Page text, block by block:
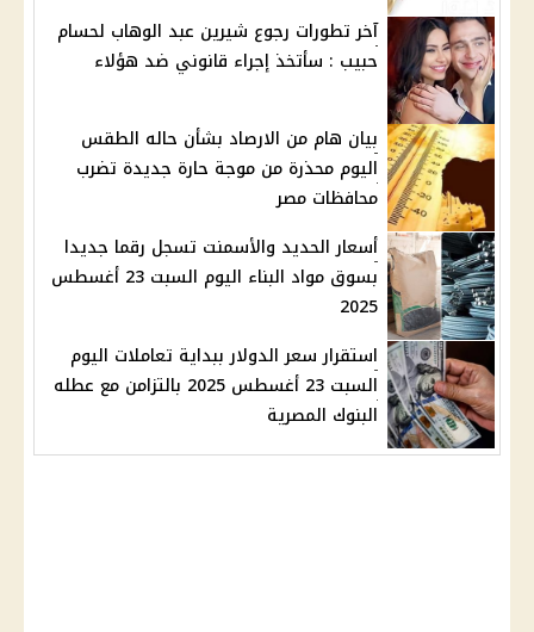
آخر تطورات رجوع شيرين عبد الوهاب لحسام
حبيب : سأتخذ إجراء قانوني ضد هؤلاء
بيان هام من الارصاد بشأن حاله الطقس
اليوم محذرة من موجة حارة جديدة تضرب
محافظات مصر
أسعار الحديد والأسمنت تسجل رقما جديدا
بسوق مواد البناء اليوم السبت 23 أغسطس
2025
استقرار سعر الدولار ببداية تعاملات اليوم
السبت 23 أغسطس 2025 بالتزامن مع عطله
البنوك المصرية